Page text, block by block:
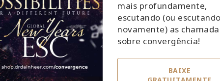
mais profundamente,
escutando (ou escutando
novamente) as
sobre convergência!
BAIXE